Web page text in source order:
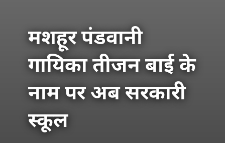
मशहूर पंडवानी
गायिका तीजन बाई के
नाम पर अब सरकारी
स्कूल